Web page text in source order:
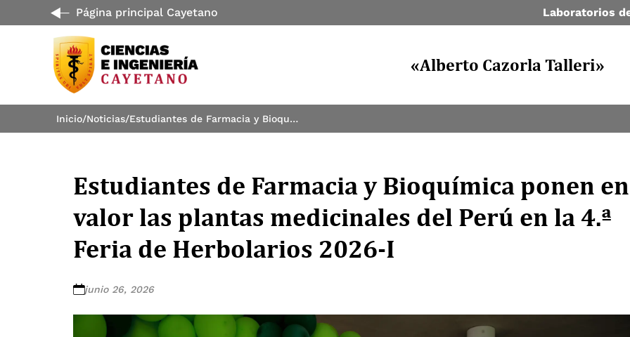
Página principal Cayetano Laboratorios
«Alberto Cazorla Talleri»
Inicio/Noticias/ Estudiantes de Farmacia y Bioquímica ponen en valor las plantas medicinales del Perú en la 4.ª Feria de Herbolarios 2026-I
Estudiantes de Farmacia y Bioquímica ponen en
valor las plantas medicinales del Perú en la 4.ª
Feria de Herbolarios 2026-I
junio 26, 2026